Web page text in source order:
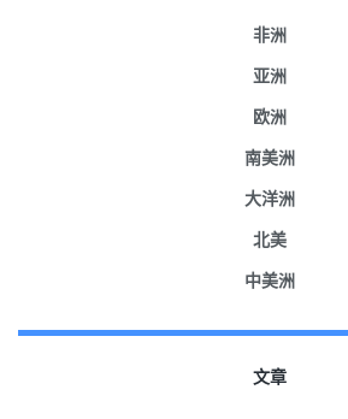
非洲
亚洲
欧洲
南美洲
大洋洲
北美
中美洲
文章